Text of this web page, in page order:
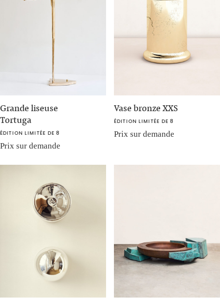
Grande liseuse
Tortuga
ÉDITION LIMITÉE DE 8
Prix sur demande
Vase bronze XXS
ÉDITION LIMITÉE DE 8
Prix sur demande